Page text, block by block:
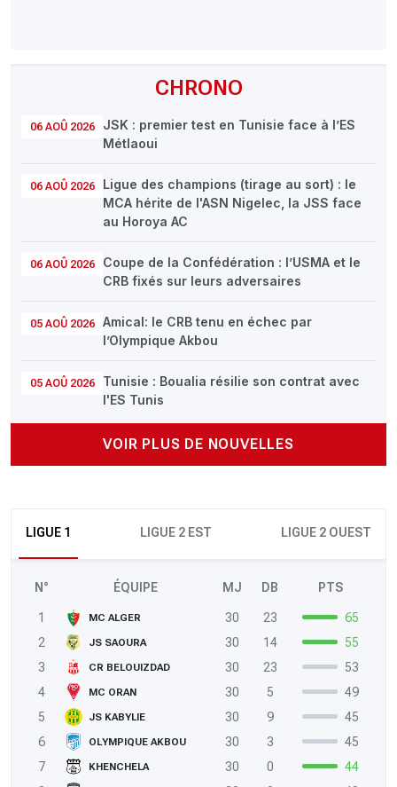
CHRONO
06 AOÛ 2026
JSK : premier test en Tunisie face à l’ES
Métlaoui
06 AOÛ 2026
Ligue des champions (tirage au sort) : le
MCA hérite de l'ASN Nigelec, la JSS face
au Horoya AC
06 AOÛ 2026
Coupe de la Confédération : l’USMA et le
CRB fixés sur leurs adversaires
05 AOÛ 2026
Amical: le CRB tenu en échec par
l’Olympique Akbou
05 AOÛ 2026
Tunisie : Boualia résilie son contrat avec
l'ES Tunis
VOIR PLUS DE NOUVELLES
LIGUE 1 LIGUE 2 EST LIGUE 2 OUEST
N° ÉQUIPE MJ DB PTS
1 MC ALGER 30 23
65
2
JS SAOURA 30 14
55
3
CR BELOUIZDAD 30 23
53
4
MC ORAN 30 5
49
5
JS KABYLIE 30 9
45
6
OLYMPIQUE AKBOU 30 3
45
7
KHENCHELA 30 0
44